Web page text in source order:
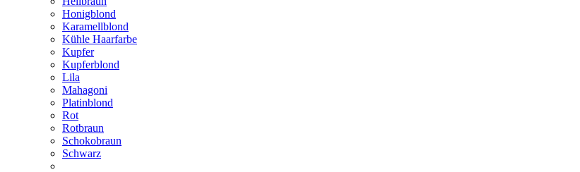
Honigblond
Karamellblond
Kühle Haarfarbe
Kupfer
Kupferblond
Lila
Mahagoni
Platinblond
Rot
Rotbraun
Schokobraun
Schwarz